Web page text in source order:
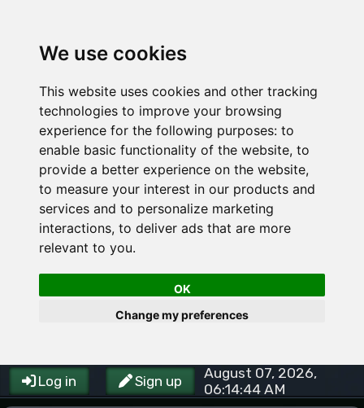
We use cookies
This website uses cookies and other tracking
technologies to improve your browsing
experience for the following purposes: to
enable basic functionality of the website, to
provide a better experience on the website,
to measure your interest in our products and
services and to personalize marketing
interactions, to deliver ads that are more
relevant to you.
OK
Change my preferences
Log in Sign up
August 07, 2026,
06:14:44 AM